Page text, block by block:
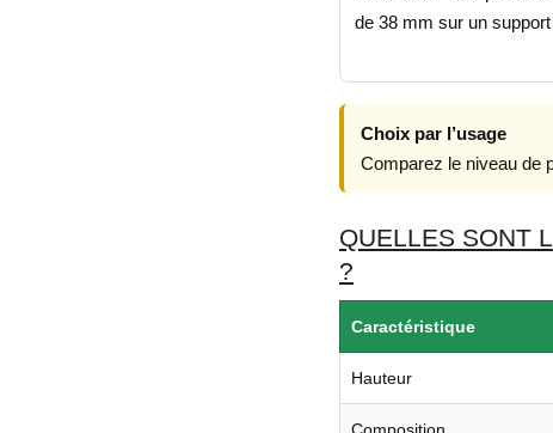
de 38 mm sur un
Choix par l’usage
Comparez le niveau de
QUELLES SONT
?
Caractéristique
Hauteur
Composition